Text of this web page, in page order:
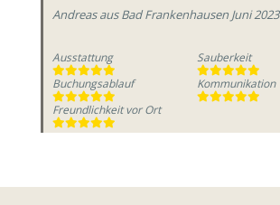
Andreasaus Bad Frankenhausen Juni 2023
Ausstattung
Sauberkeit
Buchungsablauf
Kommunikation
Freundlichkeit vor Ort